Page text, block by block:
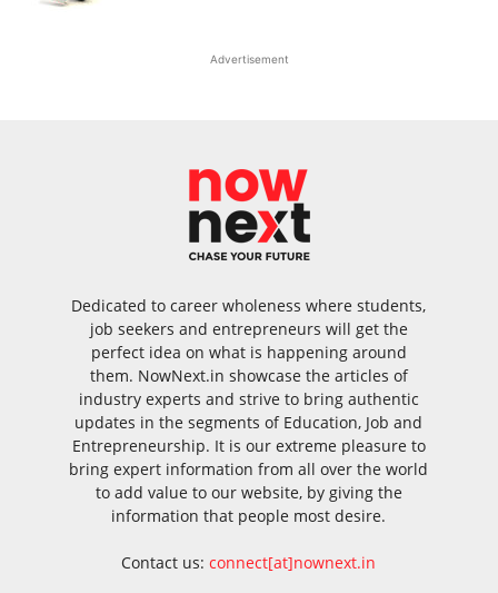
Advertisement
Dedicated to career wholeness where students,
job seekers and entrepreneurs will get the
perfect idea on what is happening around
them. NowNext.in showcase the articles of
industry experts and strive to bring authentic
updates in the segments of Education, Job and
Entrepreneurship. It is our extreme pleasure to
bring expert information from all over the world
to add value to our website, by giving the
information that people most desire.
Contact us:connect[at]nownext.in